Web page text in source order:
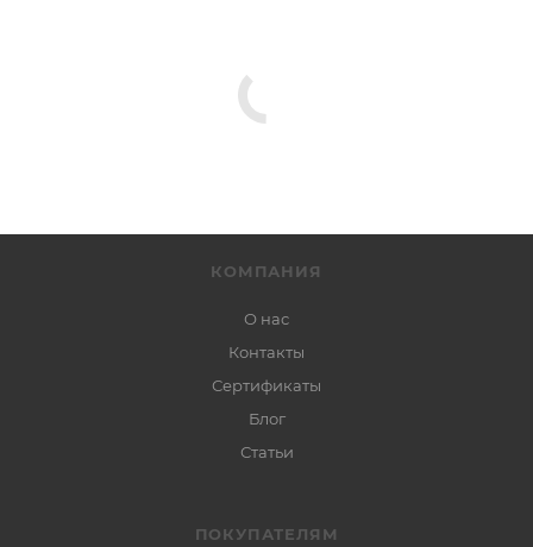
КОМПАНИЯ
О нас
Контакты
Сертификаты
Блог
Статьи
ПОКУПАТЕЛЯМ